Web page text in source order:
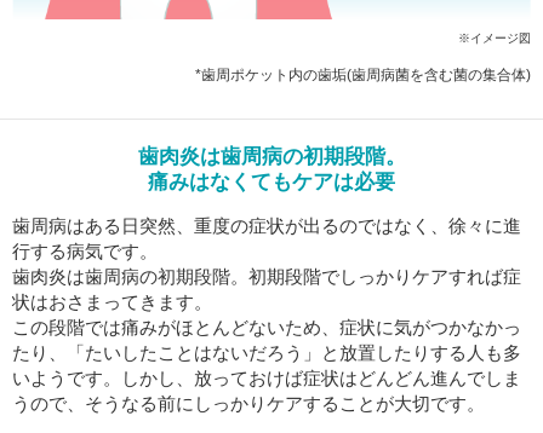
※イメージ図
*歯周ポケット内の歯垢(歯周病菌を含む菌の集合体)
歯肉炎は歯周病の初期段階。
痛みはなくてもケアは必要
歯周病はある日突然、重度の症状が出るのではなく、徐々に進
行する病気です。
歯肉炎は歯周病の初期段階。初期段階でしっかりケアすれば症
状はおさまってきます。
この段階では痛みがほとんどないため、症状に気がつかなかっ
たり、「たいしたことはないだろう」と放置したりする人も多
いようです。しかし、放っておけば症状はどんどん進んでしま
うので、そうなる前にしっかりケアすることが大切です。